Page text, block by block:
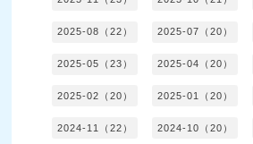
2025-08（22） 2025-07（20）
2025-05（23） 2025-04（20）
2025-02（20） 2025-01（20）
2024-11（22） 2024-10（20）